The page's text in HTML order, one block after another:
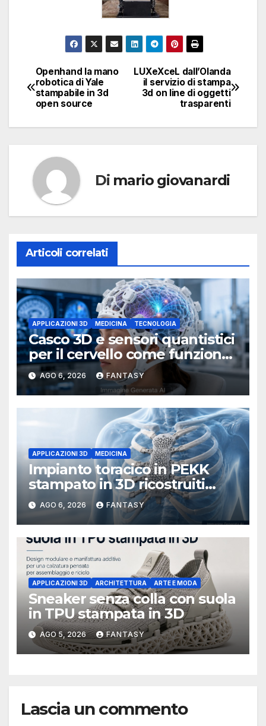
Navigazione
articoli
LUXeXceL dall’Olanda
il servizio di stampa
3d on line di oggetti
trasparenti
Openhand la mano
robotica di Yale
stampabile in 3d
open source
Di mario giovanardi
Articoli correlati
APPLICAZIONI 3D MEDICINA TECNOLOGIA
Casco 3D e sensori quantistici
per il cervello come funziona
l’OPM-MEG
AGO 6, 2026 FANTASY
APPLICAZIONI 3D MEDICINA
Impianto toracico in PEKK
stampato in 3D ricostruiti
sterno e costole dopo un
tumore raro
AGO 6, 2026 FANTASY
APPLICAZIONI 3D ARCHITETTURA ARTE E MODA
Sneaker senza colla con suola
in TPU stampata in 3D
AGO 5, 2026 FANTASY
Lascia un commento